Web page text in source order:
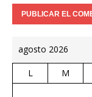
agosto 2026
L M